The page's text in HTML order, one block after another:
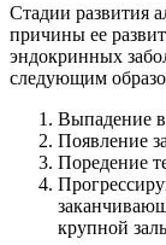
Стадии развития
причины ее
эндокринных
следующим
Выпадение
Появление
Поредение
крупной